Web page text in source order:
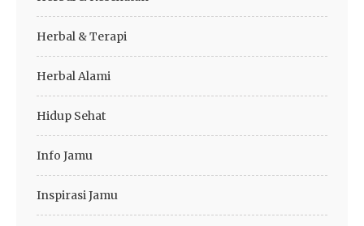
Herbal & Terapi
Herbal Alami
Hidup Sehat
Info Jamu
Inspirasi Jamu